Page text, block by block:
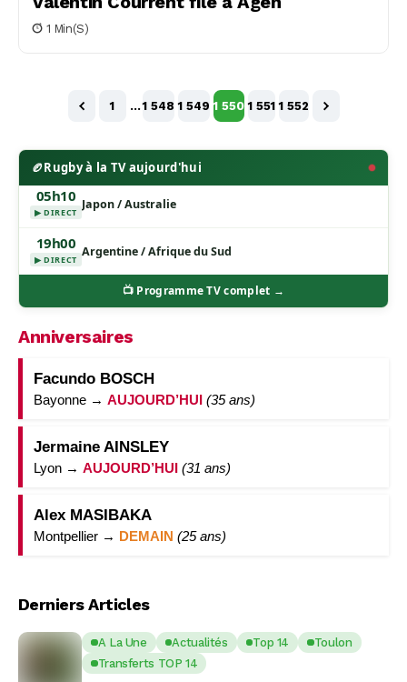
1 Min(s)
1 …1 548 1 549 1 550 1 551 1 552
🏉Rugby à la TV aujourd'hui
05h10
▶ DIRECT
Japon / Australie
19h00
▶ DIRECT
Argentine / Afrique du Sud
📺 Programme TV complet →
Anniversaires
Facundo BOSCH
Bayonne → AUJOURD’HUI (35 ans)
Jermaine AINSLEY
Lyon → AUJOURD’HUI (31 ans)
Alex MASIBAKA
Montpellier → DEMAIN (25 ans)
Derniers Articles
A La Une Actualités Top 14
Toulon
Transferts TOP 14